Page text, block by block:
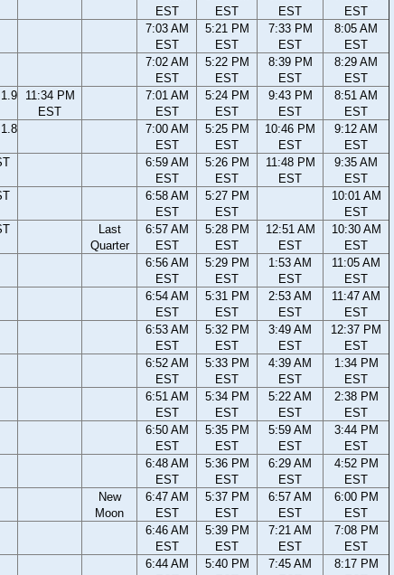
EST
EST
EST
EST
7:03 AM
EST
5:21 PM
EST
7:33 PM
EST
8:05 AM
EST
7:02 AM
EST
5:22 PM
EST
8:39 PM
EST
8:29 AM
EST
11:34 PM
EST
7:01 AM
EST
5:24 PM
EST
9:43 PM
EST
8:51 AM
EST
7:00 AM
EST
5:25 PM
EST
10:46 PM
EST
9:12 AM
EST
6:59 AM
EST
5:26 PM
EST
11:48 PM
EST
9:35 AM
EST
6:58 AM
EST
5:27 PM
EST
10:01 AM
EST
Last
Quarter
6:57 AM
EST
5:28 PM
EST
12:51 AM
EST
10:30 AM
EST
6:56 AM
EST
5:29 PM
EST
1:53 AM
EST
11:05 AM
EST
6:54 AM
EST
5:31 PM
EST
2:53 AM
EST
11:47 AM
EST
6:53 AM
EST
5:32 PM
EST
3:49 AM
EST
12:37 PM
EST
6:52 AM
EST
5:33 PM
EST
4:39 AM
EST
1:34 PM
EST
6:51 AM
EST
5:34 PM
EST
5:22 AM
EST
2:38 PM
EST
6:50 AM
EST
5:35 PM
EST
5:59 AM
EST
3:44 PM
EST
6:48 AM
EST
5:36 PM
EST
6:29 AM
EST
4:52 PM
EST
New
Moon
6:47 AM
EST
5:37 PM
EST
6:57 AM
EST
6:00 PM
EST
6:46 AM
EST
5:39 PM
EST
7:21 AM
EST
7:08 PM
EST
6:44 AM
5:40 PM
7:45 AM
8:17 PM